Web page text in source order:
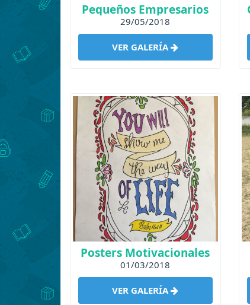
Pequeños Empresarios
29/05/2018
VER GALERÍA
Posters Motivacionales
01/03/2018
VER GALERÍA